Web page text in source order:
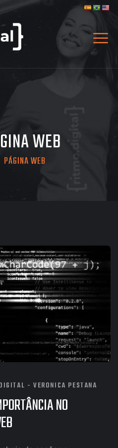
WEB
PÁGINA WEB
- VERONICA PESTANA
NO